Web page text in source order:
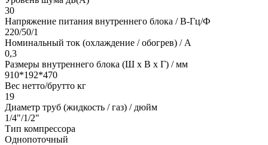
30
Напряжение питания внутреннего блока / В-Гц/Ф
220/50/1
Номинальный ток (охлаждение / обогрев) / A
0,3
Размеры внутреннего блока (Ш х В х Г) / мм
910*192*470
Вес нетто/брутто кг
19
Диаметр труб (жидкость / газ) / дюйм
1/4"/1/2"
Тип компрессора
Однопоточный